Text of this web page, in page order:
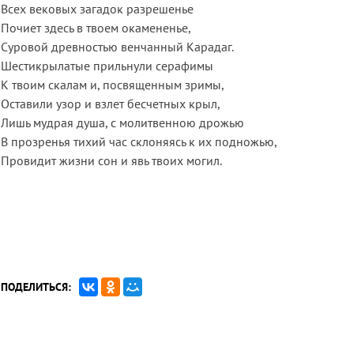
Всех вековых загадок разрешенье
Почиет здесь в твоем окамененье,
Суровой древностью венчанный Карадаг.
Шестикрылатые прильнули серафимы
К твоим скалам и, посвященным зримы,
Оставили узор и взлет бесчетных крыл,
Лишь мудрая душа, с молитвенною дрожью
В прозренья тихий час склоняясь к их подножью,
Провидит жизни сон и явь твоих могил.
ПОДЕЛИТЬСЯ: